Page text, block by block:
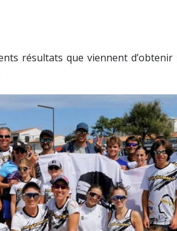
résultats que viennent